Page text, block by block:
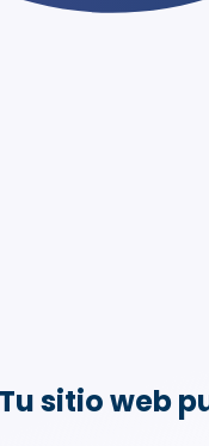
HubSpot
Tu sitio web